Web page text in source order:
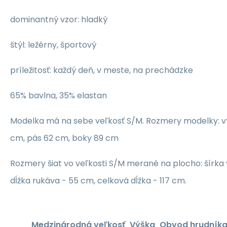
dominantný vzor: hladký
štýl: ležérny, športový
príležitosť: každý deň, v meste, na prechádzke
65% bavlna, 35% elastan
Modelka má na sebe veľkosť S/M. Rozmery modelky:
cm, pás 62 cm, boky 89 cm
Rozmery šiat vo veľkosti S/M merané na plocho:
dĺžka rukáva - 55 cm, celková dĺžka - 117 cm.
Medzinárodná veľkosť Výška Obvod hrudníka